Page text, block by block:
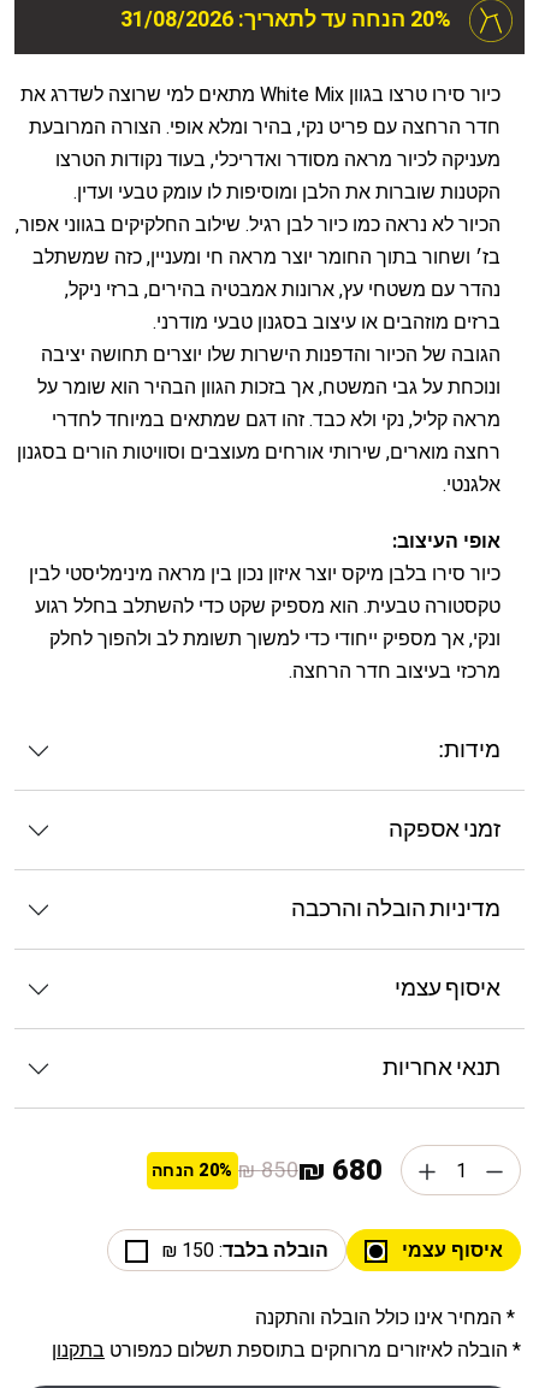
20% הנחה עד לתאריך: 31/08/2026
כיור סירו טרצו בגוון White Mix מתאים למי שרוצה לשדרג את
חדר הרחצה עם פריט נקי, בהיר ומלא אופי. הצורה המרובעת
מעניקה לכיור מראה מסודר ואדריכלי, בעוד נקודות הטרצו
הקטנות שוברות את הלבן ומוסיפות לו עומק טבעי ועדין.
הכיור לא נראה כמו כיור לבן רגיל. שילוב החלקיקים בגווני אפור,
בז׳ ושחור בתוך החומר יוצר מראה חי ומעניין, כזה שמשתלב
נהדר עם משטחי עץ, ארונות אמבטיה בהירים, ברזי ניקל,
ברזים מוזהבים או עיצוב בסגנון טבעי מודרני.
הגובה של הכיור והדפנות הישרות שלו יוצרים תחושה יציבה
ונוכחת על גבי המשטח, אך בזכות הגוון הבהיר הוא שומר על
מראה קליל, נקי ולא כבד. זהו דגם שמתאים במיוחד לחדרי
רחצה מוארים, שירותי אורחים מעוצבים וסוויטות הורים בסגנון
אלגנטי.
אופי העיצוב:
כיור סירו בלבן מיקס יוצר איזון נכון בין מראה מינימליסטי לבין
טקסטורה טבעית. הוא מספיק שקט כדי להשתלב בחלל רגוע
ונקי, אך מספיק ייחודי כדי למשוך תשומת לב ולהפוך לחלק
מרכזי בעיצוב חדר הרחצה.
מידות:
זמני אספקה
מדיניות הובלה והרכבה
איסוף עצמי
תנאי אחריות
680 ₪
850 ₪
20% הנחה
איסוף עצמי הובלה בלבד: 150 ₪
* המחיר אינו כולל הובלה והתקנה
* הובלה לאיזורים מרוחקים בתוספת תשלום כמפורט בתקנון